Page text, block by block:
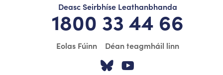
Deasc Seirbhíse Leathanbhanda
1800 33 44 66
Eolas Fúinn Déan teagmháil linn
Tabhair cuairt ar